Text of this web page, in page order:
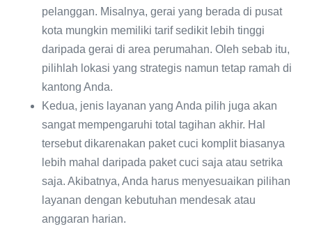
pelanggan. Misalnya, gerai yang berada di pusat
kota mungkin memiliki tarif sedikit lebih tinggi
daripada gerai di area perumahan. Oleh sebab itu,
pilihlah lokasi yang strategis namun tetap ramah di
kantong Anda.
Kedua, jenis layanan yang Anda pilih juga akan
sangat mempengaruhi total tagihan akhir. Hal
tersebut dikarenakan paket cuci komplit biasanya
lebih mahal daripada paket cuci saja atau setrika
saja. Akibatnya, Anda harus menyesuaikan pilihan
layanan dengan kebutuhan mendesak atau
anggaran harian.